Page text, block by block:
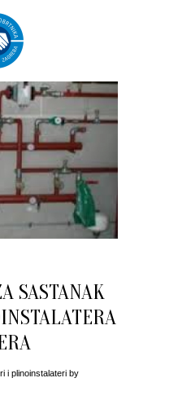
SASTANAK
i plinoinstalateri by